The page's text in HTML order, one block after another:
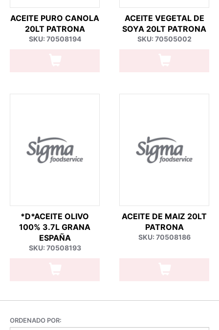
ACEITE PURO CANOLA
20LT PATRONA
SKU: 70508194
ACEITE VEGETAL DE
SOYA 20LT PATRONA
SKU: 70505002
*D*ACEITE OLIVO
100% 3.7L GRANA
ESPAÑA
SKU: 70508193
ACEITE DE MAIZ 20LT
PATRONA
SKU: 70508186
ORDENADO POR: